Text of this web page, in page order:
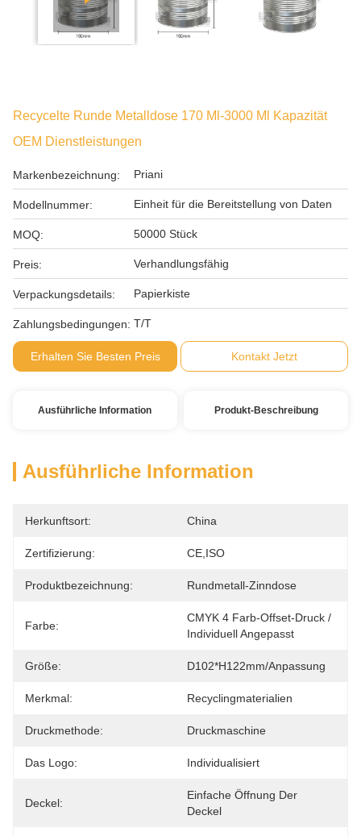
Recycelte Runde Metalldose 170 Ml-3000 Ml Kapazität
OEM Dienstleistungen
Markenbezeichnung: Priani
Modellnummer: Einheit für die Bereitstellung von Daten
MOQ: 50000 Stück
Preis: Verhandlungsfähig
Verpackungsdetails: Papierkiste
Zahlungsbedingungen: T/T
Erhalten Sie Besten Preis Kontakt Jetzt
Ausführliche Information Produkt-Beschreibung
Ausführliche Information
Herkunftsort: China
Zertifizierung: CE,ISO
Produktbezeichnung: Rundmetall-Zinndose
Farbe:
CMYK 4 Farb-Offset-Druck /
Individuell Angepasst
Größe: D102*H122mm/Anpassung
Merkmal: Recyclingmaterialien
Druckmethode: Druckmaschine
Das Logo: Individualisiert
Deckel:
Einfache Öffnung Der
Deckel